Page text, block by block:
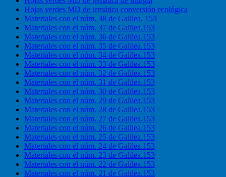
Hojas verdes MD de temática conversión ecológica
Materiales con el núm. 38 de Galilea. 153
Materiales con el núm. 37 de Galilea.153
Materiales con el núm. 36 de Galilea.153
Materiales con el núm. 35 de Galilea.153
Materiales con el núm. 34 de Galilea.153
Materiales con el núm. 33 de Galilea.153
Materiales con el núm. 32 de Galilea.153
Materiales con el núm. 31 de Galilea.153
Materiales con el núm. 30 de Galilea.153
Materiales con el núm. 29 de Galilea.153
Materiales con el núm. 28 de Galilea.153
Materiales con el núm. 27 de Galilea.153
Materiales con el núm. 26 de Galilea.153
Materiales con el núm. 25 de Galilea.153
Materiales con el núm. 24 de Galilea.153
Materiales con el núm. 23 de Galilea.153
Materiales con el núm. 22 de Galilea.153
Materiales con el núm. 21 de Galilea.153